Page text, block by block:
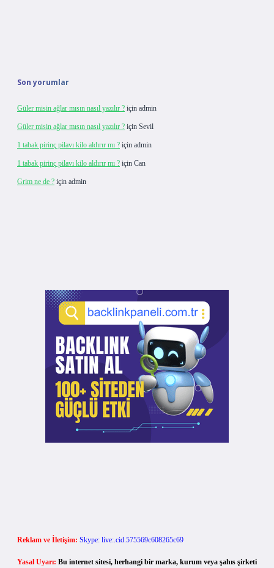
Son yorumlar
Güler misin ağlar mısın nasıl yazılır ? için admin
Güler misin ağlar mısın nasıl yazılır ? için Sevil
1 tabak pirinç pilavı kilo aldırır mı ? için admin
1 tabak pirinç pilavı kilo aldırır mı ? için Can
Grim ne de ? için admin
Reklam ve İletişim: Skype: live:.cid.575569c608265c69
Yasal Uyarı: Bu internet sitesi, herhangi bir marka, kurum veya şahıs şirketi